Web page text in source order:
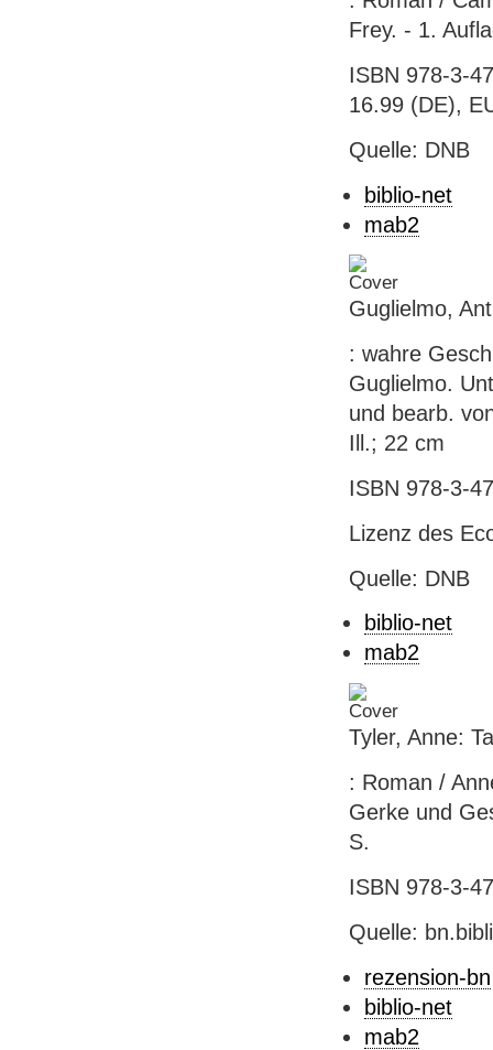
Frey. - 1.
ISBN 978-3-
16.99 (DE),
Quelle: DNB
biblio-net
mab2
Guglielmo,
: wahre
Guglielmo.
und bearb.
Ill.; 22 cm
ISBN 978-3-
Lizenz des
Quelle: DNB
biblio-net
mab2
Tyler, Anne:
: Roman /
Gerke und
S.
ISBN 978-3-
Quelle:
rezension-bn
biblio-net
mab2